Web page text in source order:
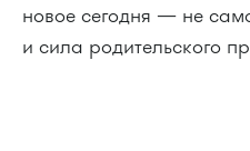
новое сегодня — не
и сила родительского